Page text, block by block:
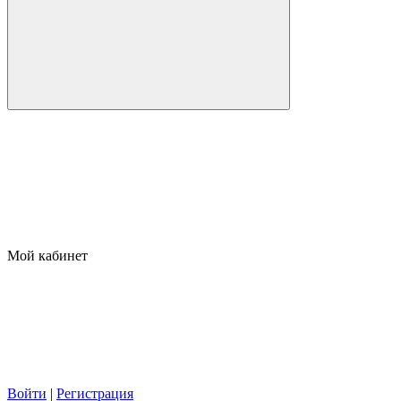
Мой кабинет
Войти | Регистрация